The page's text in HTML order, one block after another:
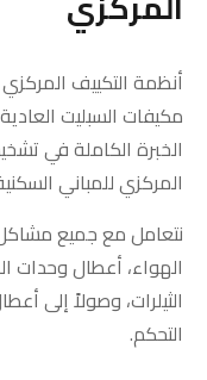
أنظمة التكييف
مكيفات السبليت
الخبرة الكاملة في
المركزي للمباني
نتعامل مع جميع
الثيلرات، وصولاً إلى
التحكم.